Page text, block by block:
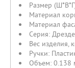
Размер
Материал
Материал
Серия:
Вес изделия,
Ручки:
Объем: 0.138